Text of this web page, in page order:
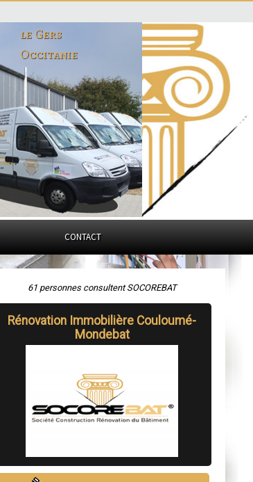
le Gers
Occitanie
CONTACT
61 personnes consultent SOCOREBAT
Rénovation Immobilière Couloumé-
Mondebat